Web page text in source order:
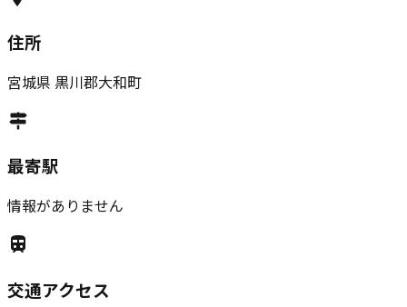
住所
宮城県 黒川郡大和町
最寄駅
情報がありません
交通アクセス